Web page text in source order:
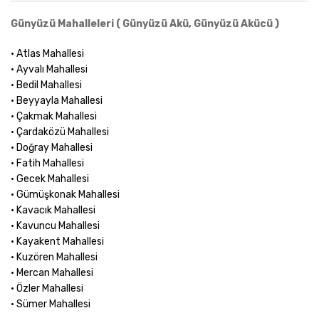
Günyüzü Mahalleleri ( Günyüzü Akü, Günyüzü Akücü )
• Atlas Mahallesi
• Ayvalı Mahallesi
• Bedil Mahallesi
• Beyyayla Mahallesi
• Çakmak Mahallesi
• Çardaközü Mahallesi
• Doğray Mahallesi
• Fatih Mahallesi
• Gecek Mahallesi
• Gümüşkonak Mahallesi
• Kavacık Mahallesi
• Kavuncu Mahallesi
• Kayakent Mahallesi
• Kuzören Mahallesi
• Mercan Mahallesi
• Özler Mahallesi
• Sümer Mahallesi